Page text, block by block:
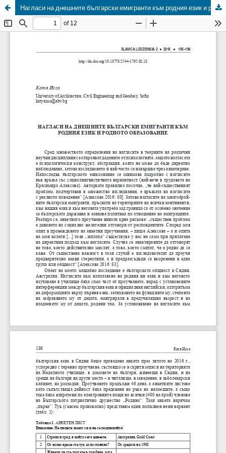
Нагласи на днешните български емигранти към родния език и родното образование